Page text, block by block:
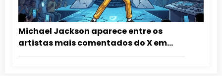
Michael Jackson aparece entre os
artistas mais comentados do X em
2026